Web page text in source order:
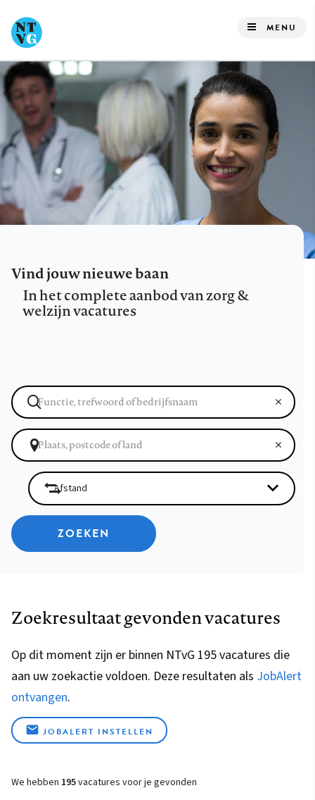
naar
de
inhoud
gaan
MENU
Vind jouw nieuwe baan
In het complete aanbod van zorg &
welzijn vacatures
ZOEKEN
Zoekresultaat gevonden vacatures
Op dit moment zijn er binnen NTvG 195 vacatures die
aan uw zoekactie voldoen. Deze resultaten als JobAlert
ontvangen.
JOBALERT INSTELLEN
We hebben 195vacatures voor je gevonden